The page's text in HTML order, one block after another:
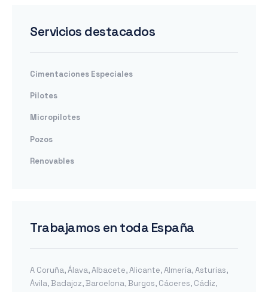
Servicios destacados
Cimentaciones Especiales
Pilotes
Micropilotes
Pozos
Renovables
Trabajamos en toda España
A Coruña,Álava,Albacete,Alicante,Almería,Asturias,
Ávila,Badajoz,Barcelona,Burgos, Cáceres, Cádiz,